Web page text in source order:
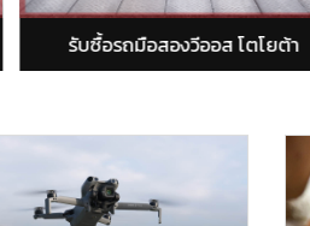
รับซื้อรถมือสองวีออส โตโยต้า